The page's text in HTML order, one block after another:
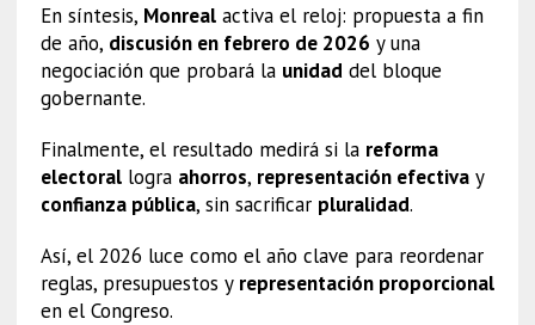
En síntesis, Monrealactiva el reloj: propuesta a fin
de año, discusión en febrero de 2026 y una
negociación que probará la unidaddel bloque
gobernante.
Finalmente, el resultado medirá si la reforma
electorallogra ahorros, representación efectivay
confianza pública, sin sacrificar pluralidad.
Así, el 2026 luce como el año clave para reordenar
reglas, presupuestos y representación proporcional
en el Congreso.